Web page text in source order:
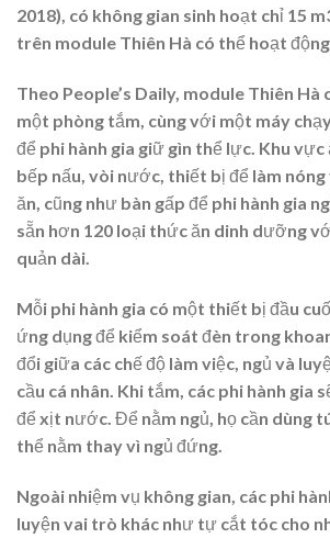
2018), có không gian sinh hoạt chỉ 15
trên module Thiên Hà có thể hoạt
Theo People’s Daily, module Thiên Hà
một phòng tắm, cùng với một máy
để phi hành gia giữ gìn thể lực. Khu vực
bếp nấu, vòi nước, thiết bị để làm
ăn, cũng như bàn gấp để phi hành gia
sẵn hơn 120 loại thức ăn dinh dưỡng
quản dài.
Mỗi phi hành gia có một thiết bị đầu
ứng dụng để kiểm soát đèn trong
đổi giữa các chế độ làm việc, ngủ và
cầu cá nhân. Khi tắm, các phi hành gia
để xịt nước. Để nằm ngủ, họ cần dùng
thể nằm thay vì ngủ đứng.
Ngoài nhiệm vụ không gian, các phi
luyện vai trò khác như tự cắt tóc cho